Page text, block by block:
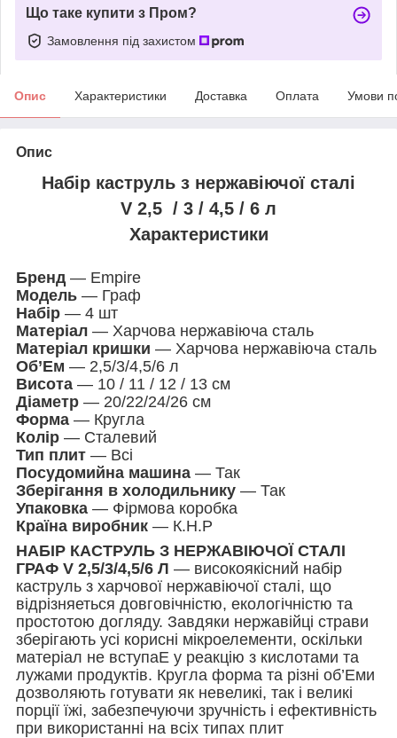
Що таке купити з Пром?
Замовлення під захистом
Опис Характеристики Доставка Оплата Умови
Опис
Набір каструль з нержавіючої сталі
V 2,5 / 3 / 4,5 / 6 л
Характеристики
Бренд — Empire
Модель — Граф
Набір — 4 шт
Матеріал — Харчова нержавіюча сталь
Матеріал кришки — Харчова нержавіюча сталь
Об’Ем — 2,5/3/4,5/6 л
Висота — 10 / 11 / 12 / 13 см
Діаметр — 20/22/24/26 см
Форма — Кругла
Колір — Сталевий
Тип плит — Всі
Посудомийна машина — Так
Зберігання в холодильнику — Так
Упаковка — Фірмова коробка
Країна виробник — К.Н.Р
НАБІР КАСТРУЛЬ З НЕРЖАВІЮЧОЇ СТАЛІ
ГРАФ V 2,5/3/4,5/6 Л — високоякісний набір
каструль з харчової нержавіючої сталі, що
відрізняеться довговічністю, екологічністю та
простотою догляду. Завдяки нержавійці страви
зберігають усі корисні мікроелементи, оскільки
матеріал не вступаЕ у реакцію з кислотами та
лужами продуктів. Кругла форма та різні об’Еми
дозволяють готувати як невеликі, так і великі
порції їжі, забезпечуючи зручність і ефективність
при використанні на всіх типах плит